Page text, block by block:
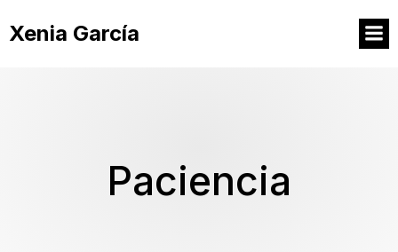
Xenia García
Paciencia